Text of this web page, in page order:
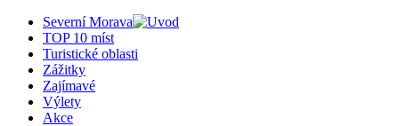
Severní Morava
TOP 10 míst
Turistické oblasti
Zážitky
Zajímavé
Výlety
Akce